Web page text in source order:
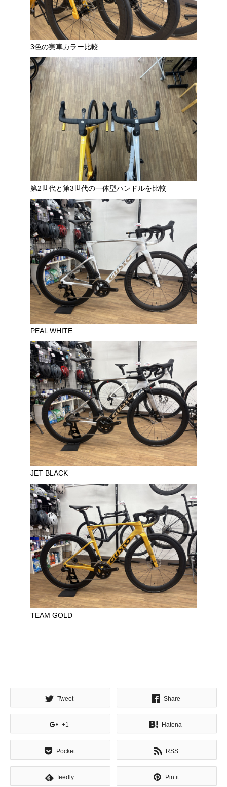
3色の実車カラー比較
第2世代と第3世代の一体型ハンドルを比較
PEAL WHITE
JET BLACK
TEAM GOLD
Tweet Share
+1 Hatena
Pocket RSS
feedly Pin it